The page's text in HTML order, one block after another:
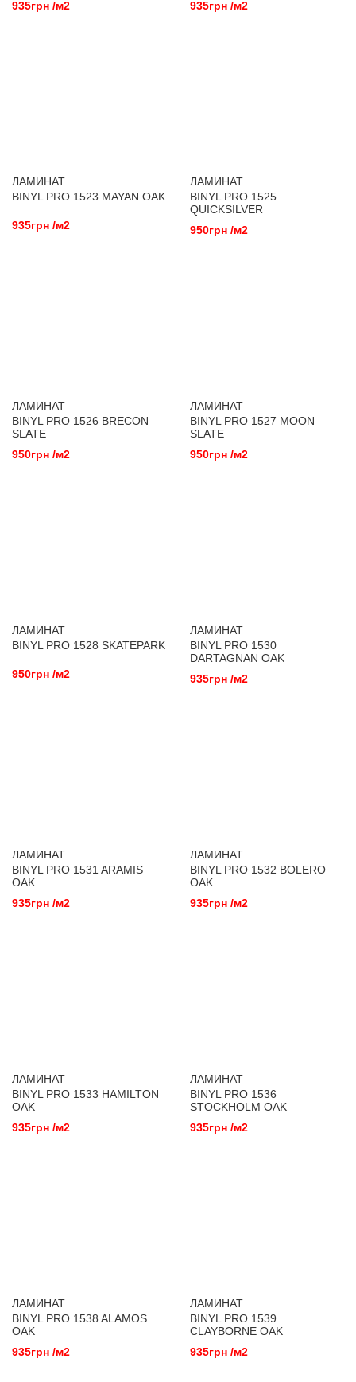
935грн /м2
935грн /м2
ЛАМИНАТ
BINYL PRO 1523 MAYAN OAK
935грн /м2
ЛАМИНАТ
BINYL PRO 1525
QUICKSILVER
950грн /м2
ЛАМИНАТ
BINYL PRO 1526 BRECON
SLATE
950грн /м2
ЛАМИНАТ
BINYL PRO 1527 MOON
SLATE
950грн /м2
ЛАМИНАТ
BINYL PRO 1528 SKATEPARK
950грн /м2
ЛАМИНАТ
BINYL PRO 1530
DARTAGNAN OAK
935грн /м2
ЛАМИНАТ
BINYL PRO 1531 ARAMIS
OAK
935грн /м2
ЛАМИНАТ
BINYL PRO 1532 BOLERO
OAK
935грн /м2
ЛАМИНАТ
BINYL PRO 1533 HAMILTON
OAK
935грн /м2
ЛАМИНАТ
BINYL PRO 1536
STOCKHOLM OAK
935грн /м2
ЛАМИНАТ
BINYL PRO 1538 ALAMOS
OAK
935грн /м2
ЛАМИНАТ
BINYL PRO 1539
CLAYBORNE OAK
935грн /м2